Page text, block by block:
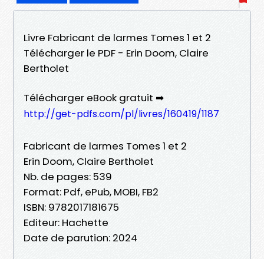
Livre Fabricant de larmes Tomes 1 et 2
Télécharger le PDF - Erin Doom, Claire
Bertholet
Télécharger eBook gratuit ➡
http://get-pdfs.com/pl/livres/160419/1187
Fabricant de larmes Tomes 1 et 2
Erin Doom, Claire Bertholet
Nb. de pages: 539
Format: Pdf, ePub, MOBI, FB2
ISBN: 9782017181675
Editeur: Hachette
Date de parution: 2024